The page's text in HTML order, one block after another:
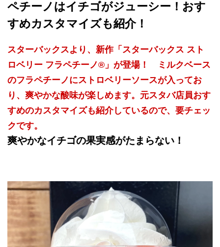
ペチーノはイチゴがジューシー！おす
すめカスタマイズも紹介！
スターバックスより、新作「スターバックス スト
ロベリー フラペチーノ®」が登場！ ミルクベース
のフラペチーノにストロベリーソースが入ってお
り、爽やかな酸味が楽しめます。元スタバ店員おす
すめのカスタマイズも紹介しているので、要チェッ
クです。
爽やかなイチゴの果実感がたまらない！